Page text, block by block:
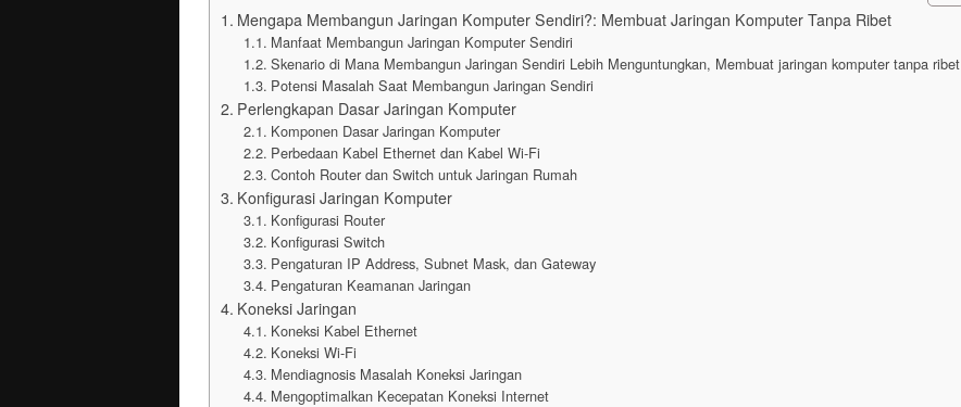
Mengapa Membangun Jaringan Komputer Sendiri?: Membuat Jaringan Komputer Tanpa Ribet
Manfaat Membangun Jaringan Komputer Sendiri
Skenario di Mana Membangun Jaringan Sendiri Lebih Menguntungkan, Membuat jaringan komputer tanpa ribet
Potensi Masalah Saat Membangun Jaringan Sendiri
Perlengkapan Dasar Jaringan Komputer
Komponen Dasar Jaringan Komputer
Perbedaan Kabel Ethernet dan Kabel Wi-Fi
Contoh Router dan Switch untuk Jaringan Rumah
Konfigurasi Jaringan Komputer
Konfigurasi Router
Konfigurasi Switch
Pengaturan IP Address, Subnet Mask, dan Gateway
Pengaturan Keamanan Jaringan
Koneksi Jaringan
Koneksi Kabel Ethernet
Koneksi Wi-Fi
Mendiagnosis Masalah Koneksi Jaringan
Mengoptimalkan Kecepatan Koneksi Internet